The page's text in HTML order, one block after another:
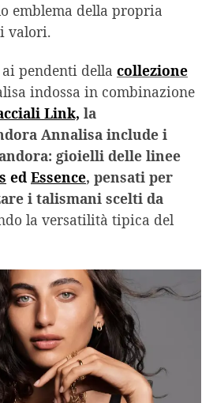
emblema della propria
valori.
pendenti della collezione
indossa in combinazione
Link, la
Annalisa include i
gioielli delle linee
ed Essence, pensati per
i talismani scelti da
la versatilità tipica del